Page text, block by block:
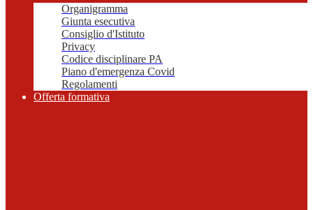
Organigramma
Giunta esecutiva
Consiglio d'Istituto
Privacy
Codice disciplinare PA
Piano d'emergenza Covid
Regolamenti
Offerta formativa